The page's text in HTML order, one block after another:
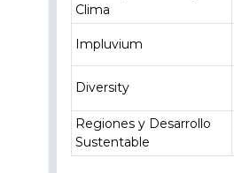
Clima
Impluvium
Diversity
Regiones y Desarrollo
Sustentable